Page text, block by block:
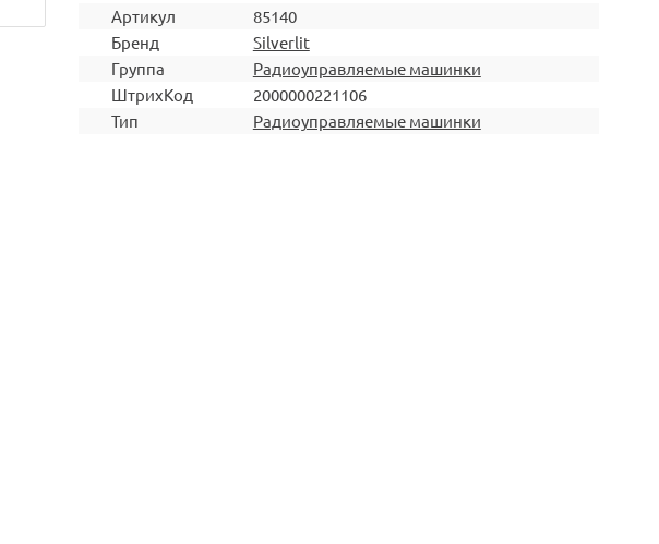
Артикул
85140
Бренд
Silverlit
Группа
Радиоуправляемые машинки
ШтрихКод
2000000221106
Тип
Радиоуправляемые машинки